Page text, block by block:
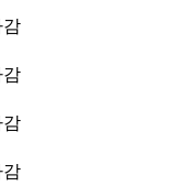
감
감
감
감